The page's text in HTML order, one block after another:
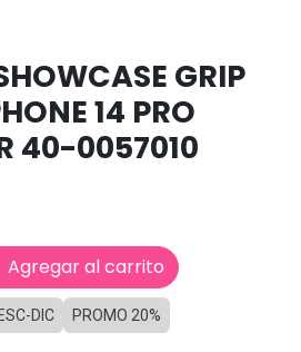
GRIP
14 PRO
40-0057010
Agregar al carrito
DIC PROMO 20%